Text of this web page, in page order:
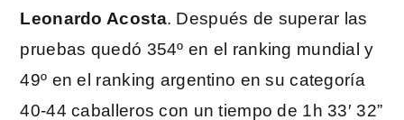
Leonardo Acosta. Después de superar las
pruebas quedó 354º en el ranking mundial y
49º en el ranking argentino en su categoría
40-44 caballeros con un tiempo de 1h 33′ 32”